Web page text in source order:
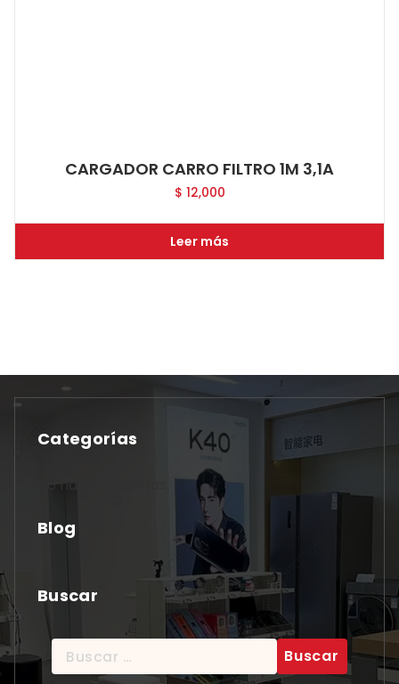
CARGADOR CARRO FILTRO 1M 3,1A
$ 12,000
Leer más
Categorías
No hay categorías
Blog
Buscar
Buscar: